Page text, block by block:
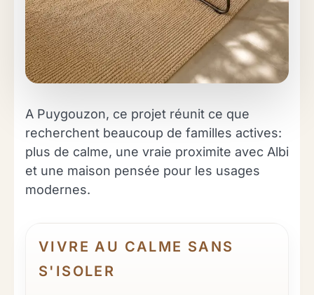
A Puygouzon, ce projet réunit ce que
recherchent beaucoup de familles actives:
plus de calme, une vraie proximite avec Albi
et une maison pensée pour les usages
modernes.
VIVRE AU CALME SANS
S'ISOLER